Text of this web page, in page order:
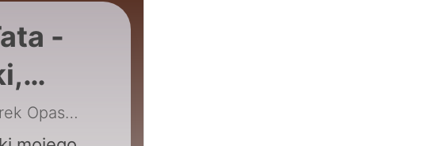
-
Bajkowy Tata - Marek Opaska